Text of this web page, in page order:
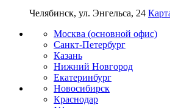
Челябинск, ул. Энгельса, 24
Москва (основной офис)
Санкт-Петербург
Казань
Нижний Новгород
Екатеринбург
Новосибирск
Краснодар